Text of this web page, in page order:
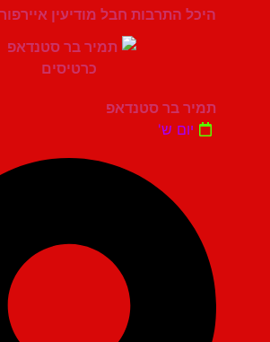
היכל התרבות חבל מודיעין איירפורט סיטי
תמיר בר סטנדאפ
יום ש'